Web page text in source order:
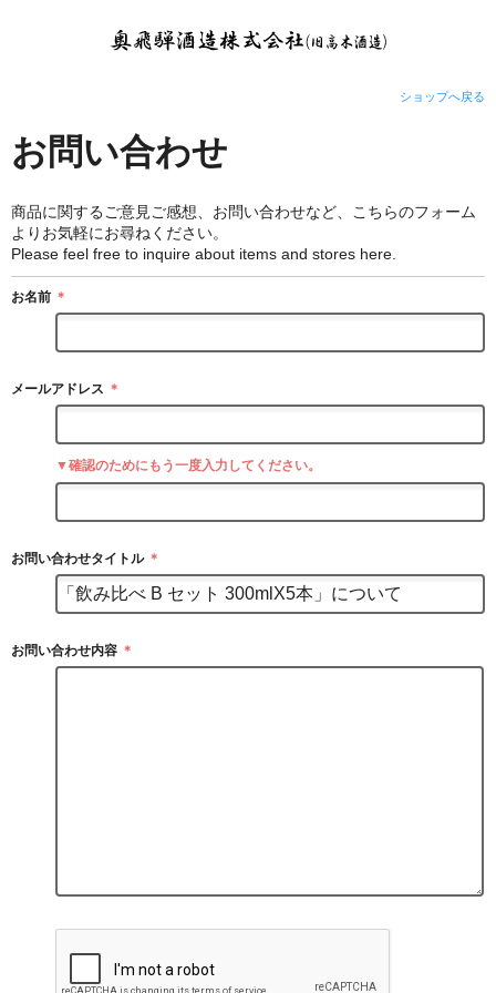
ショップへ戻る
お問い合わせ
商品に関するご意見ご感想、お問い合わせなど、こちらのフォーム
よりお気軽にお尋ねください。
Please feel free to inquire about items and stores here.
お名前 ＊
メールアドレス ＊
▼確認のためにもう一度入力してください。
お問い合わせタイトル ＊
お問い合わせ内容 ＊